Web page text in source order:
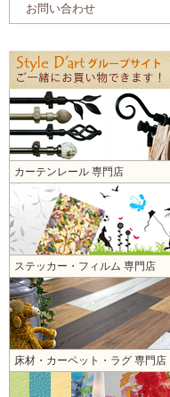
お問い合わせ
カーテンレール 専門店
ステッカー・フィルム 専門店
床材・カーペット・ラグ 専門店